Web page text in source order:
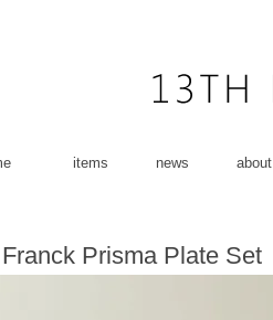
items news about
Prisma Plate Set